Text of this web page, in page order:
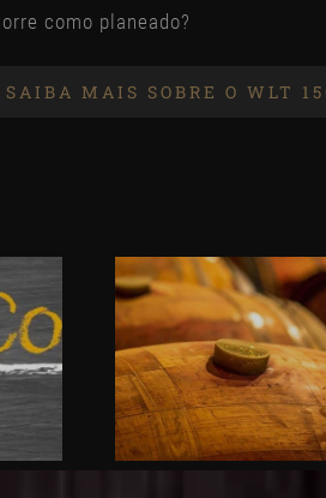
como planeado?
SAIBA MAIS SOBRE O WLT